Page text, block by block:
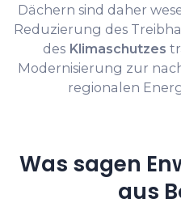
Dächern sind daher
Reduzierung des
des Klimaschutzes
Modernisierung zur
regionalen
Was sagen
aus